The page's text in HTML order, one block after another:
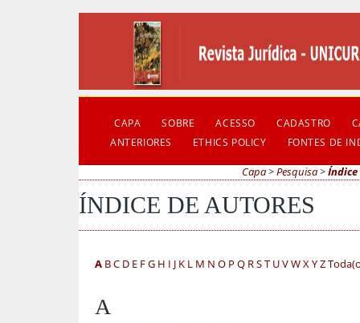
CAPA SOBRE ACESSO CADASTRO
ANTERIORES
ETHICS POLICY FONTES DE
Capa>Pesquisa>Índice
ÍNDICE DE AUTORES
A BC D E FG H I J K L M N O P Q RST UVWXYZ
A